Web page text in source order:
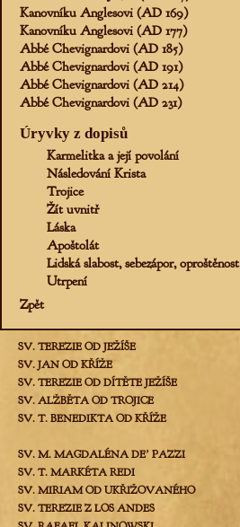
Kanovníku Anglesovi (AD 169)
Kanovníku Anglesovi (AD 177)
Abbé Chevignardovi (AD 185)
Abbé Chevignardovi (AD 191)
Abbé Chevignardovi (AD 214)
Abbé Chevignardovi (AD 231)
Úryvky z dopisů
Karmelitka a její povolání
Následování Krista
Trojice
Žít uvnitř
Láska
Apoštolát
Lidská slabost, sebezápor, oproštěnost
Utrpení
Zpět
SV. TEREZIE OD JEŽÍŠE
SV. JAN OD KŘÍŽE
SV. TEREZIE OD DÍTĚTE JEŽÍŠE
SV. ALŽBĚTA OD TROJICE
SV. T. BENEDIKTA OD KŘÍŽE
SV. M. MAGDALÉNA DEʼ PAZZI
SV. T. MARKÉTA REDI
SV. MIRIAM OD UKŘIŽOVANÉHO
SV. TEREZIE Z LOS ANDES